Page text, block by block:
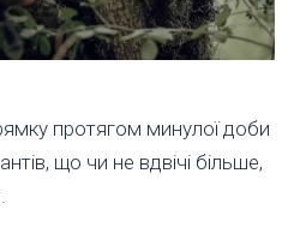
протягом минулої доби
що чи не вдвічі більше,